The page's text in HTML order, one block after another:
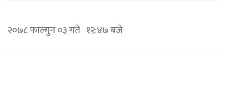
२०७८ फाल्गुन ०३ गते १२:४७ बजे